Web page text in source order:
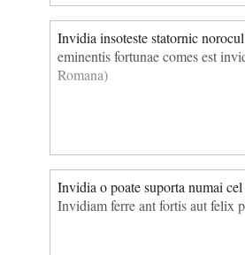
Invidia insoteste statornic
eminentis fortunae comes est
Romana)
Invidia o poate suporta numai
Invidiam ferre ant fortis aut felix